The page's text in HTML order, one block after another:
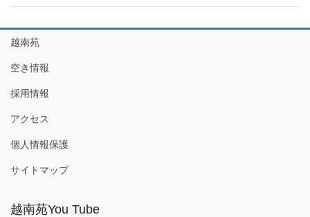
越南苑
空き情報
採用情報
アクセス
個人情報保護
サイトマップ
越南苑You Tube